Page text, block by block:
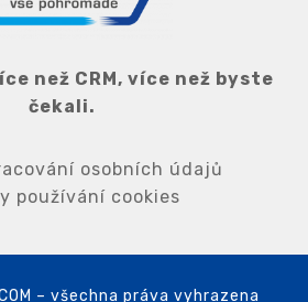
než CRM, více než byste
čekali.
osobních údajů
používání cookies
– všechna práva vyhrazena